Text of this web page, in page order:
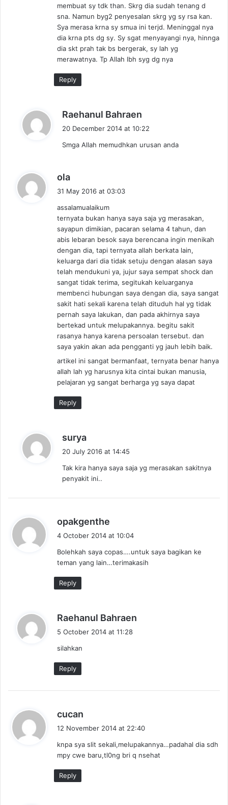
membuat sy tdk than. Skrg dia sudah tenang d
sna. Namun byg2 penyesalan skrg yg sy rsa kan.
Sya merasa krna sy smua ini terjd. Meninggal nya
dia krna pts dg sy. Sy sgat menyayangi nya, hinnga
dia skt prah tak bs bergerak, sy lah yg
merawatnya. Tp Allah lbh syg dg nya
Reply
Raehanul Bahraen
s
20 December 2014 at 10:22
Smga Allah memudhkan urusan anda
ola
s
:
31 May 2016 at 03:03
assalamualaikum
ternyata bukan hanya saya saja yg merasakan,
sayapun dimikian, pacaran selama 4 tahun, dan
abis lebaran besok saya berencana ingin menikah
dengan dia, tapi ternyata allah berkata lain,
keluarga dari dia tidak setuju dengan alasan saya
telah mendukuni ya, jujur saya sempat shock dan
sangat tidak terima, segitukah keluarganya
membenci hubungan saya dengan dia, saya sangat
sakit hati sekali karena telah dituduh hal yg tidak
pernah saya lakukan, dan pada akhirnya saya
bertekad untuk melupakannya. begitu sakit
rasanya hanya karena persoalan tersebut. dan
saya yakin akan ada pengganti yg jauh lebih baik.
artikel ini sangat bermanfaat, ternyata benar hanya
allah lah yg harusnya kita cintai bukan manusia,
pelajaran yg sangat berharga yg saya dapat
Reply
surya
s
:
20 July 2016 at 14:45
Tak kira hanya saya saja yg merasakan sakitnya
penyakit ini..
opakgenthe
s
:
4 October 2014 at 10:04
Bolehkah saya copas….untuk saya bagikan ke
teman yang lain…terimakasih
Reply
Raehanul Bahraen
5 October 2014 at 11:28
silahkan
Reply
cucan
s
:
12 November 2014 at 22:40
knpa sya slit sekali,melupakannya…padahal dia sdh
mpy cwe baru,tl0ng bri q nsehat
Reply